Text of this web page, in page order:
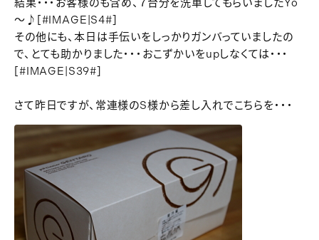
結果・・・お客様のも含め、７台分を洗車してもらいましたYo
～♪[#IMAGE|S4#]
その他にも、本日は手伝いをしっかりガンバっていましたの
で、とても助かりました・・・おこずかいをupしなくては・・・
[#IMAGE|S39#]
さて昨日ですが、常連様のS様から差し入れでこちらを・・・